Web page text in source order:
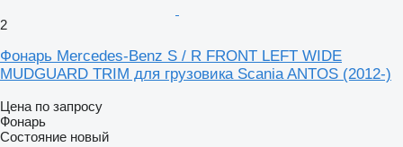
2
Фонарь Mercedes-Benz S / R FRONT LEFT WIDE
MUDGUARD TRIM для грузовика Scania ANTOS (2012-)
Цена по запросу
Фонарь
Состояние новый